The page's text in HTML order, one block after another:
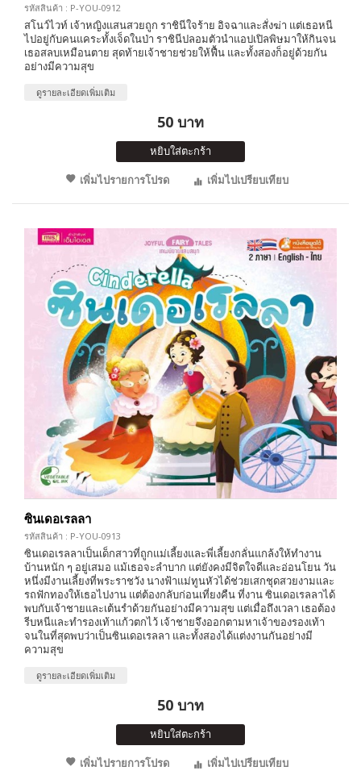
รหัสสินค้า : P-YOU-0912
สโนว์ไวท์ เจ้าหญิงแสนสวยถูก ราชินีใจร้าย อิจฉาและสั่งฆ่า แต่เธอหนี
ไปอยู่กับคนแคระทั้งเจ็ดในป่า ราชินีปลอมตัวนำแอปเปิลพิษมาให้กินจน
เธอสลบเหมือนตาย สุดท้ายเจ้าชายช่วยให้ฟื้น และทั้งสองก็อยู่ด้วยกัน
อย่างมีความสุข
ดูรายละเอียดเพิ่มเติม
50 บาท
หยิบใส่ตะกร้า
เพิ่มไปรายการโปรด
เพิ่มไปเปรียบเทียบ
ซินเดอเรลลา
รหัสสินค้า : P-YOU-0913
ซินเดอเรลลาเป็นเด็กสาวที่ถูกแม่เลี้ยงและพี่เลี้ยงกลั่นแกล้งให้ทำงาน
บ้านหนัก ๆ อยู่เสมอ แม้เธอจะลำบาก แต่ยังคงมีจิตใจดีและอ่อนโยน วัน
หนึ่งมีงานเลี้ยงที่พระราชวัง นางฟ้าแม่ทูนหัวได้ช่วยเสกชุดสวยงามและ
รถฟักทองให้เธอไปงาน แต่ต้องกลับก่อนเที่ยงคืน ที่งาน ซินเดอเรลลาได้
พบกับเจ้าชายและเต้นรำด้วยกันอย่างมีความสุข แต่เมื่อถึงเวลา เธอต้อง
รีบหนีและทำรองเท้าแก้วตกไว้ เจ้าชายจึงออกตามหาเจ้าของรองเท้า
จนในที่สุดพบว่าเป็นซินเดอเรลลา และทั้งสองได้แต่งงานกันอย่างมี
ความสุข
ดูรายละเอียดเพิ่มเติม
50 บาท
หยิบใส่ตะกร้า
เพิ่มไปรายการโปรด
เพิ่มไปเปรียบเทียบ